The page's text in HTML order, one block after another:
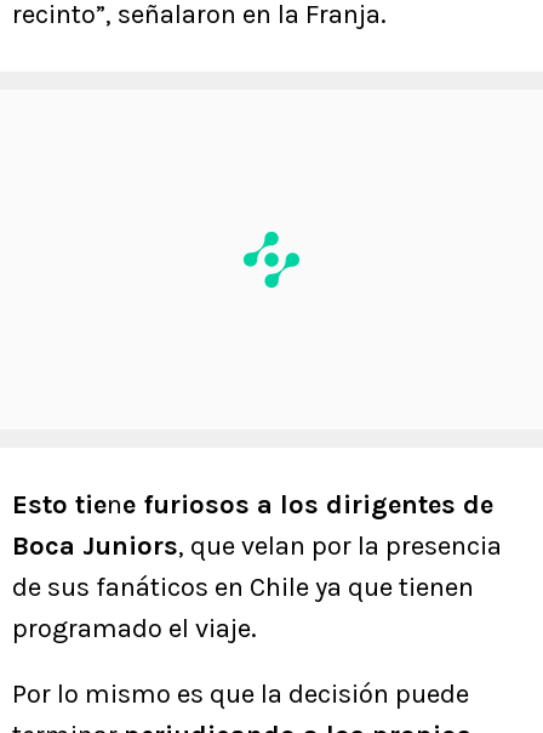
recinto”, señalaron en la Franja.
Esto tiene furiosos a los dirigentes de
Boca Juniors, que velan por la presencia
de sus fanáticos en Chile ya que tienen
programado el viaje.
Por lo mismo es que la decisión puede